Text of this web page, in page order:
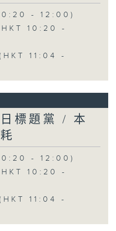
- 12:00)
10:20 -
11:04 -
標題黨 / 本
- 12:00)
10:20 -
11:04 -